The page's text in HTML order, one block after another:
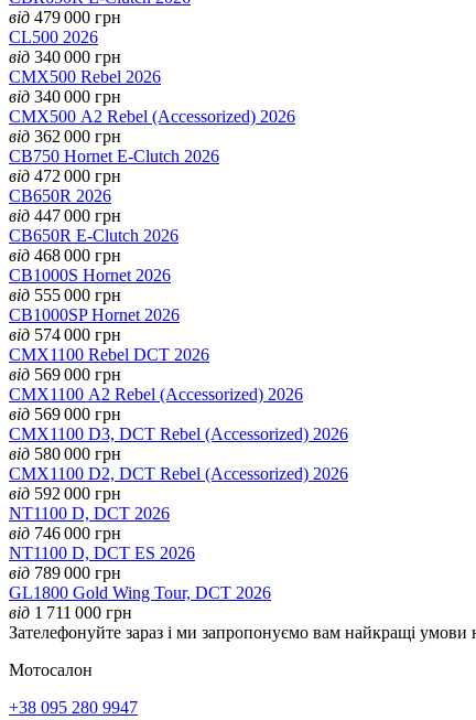
від 479 000 грн
CL500 2026
від 340 000 грн
CMX500 Rebel 2026
від 340 000 грн
CMX500 А2 Rebel (Accessorized) 2026
від 362 000 грн
CB750 Hornet E-Clutch 2026
від 472 000 грн
CB650R 2026
від 447 000 грн
CB650R E-Clutch 2026
від 468 000 грн
CB1000S Hornet 2026
від 555 000 грн
CB1000SP Hornet 2026
від 574 000 грн
CMX1100 Rebel DCT 2026
від 569 000 грн
CMX1100 А2 Rebel (Accessorized) 2026
від 569 000 грн
CMX1100 D3, DCT Rebel (Accessorized) 2026
від 580 000 грн
CMX1100 D2, DCT Rebel (Accessorized) 2026
від 592 000 грн
NT1100 D, DCT 2026
від 746 000 грн
NT1100 D, DCT ES 2026
від 789 000 грн
GL1800 Gold Wing Tour, DCT 2026
від 1 711 000 грн
Зателефонуйте зараз і ми запропонуємо вам найкращі
Мотосалон
+38 095 280 9947